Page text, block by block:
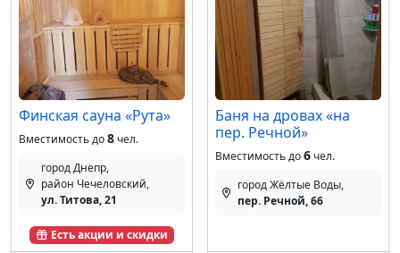
Финская сауна «Рута»
Вместимость до8чел.
город Днепр,
район Чечеловский,
ул. Титова, 21
Есть акции и скидки
Баня на дровах «на
пер. Речной»
Вместимость до6чел.
город Жёлтые Воды,
пер. Речной, 66